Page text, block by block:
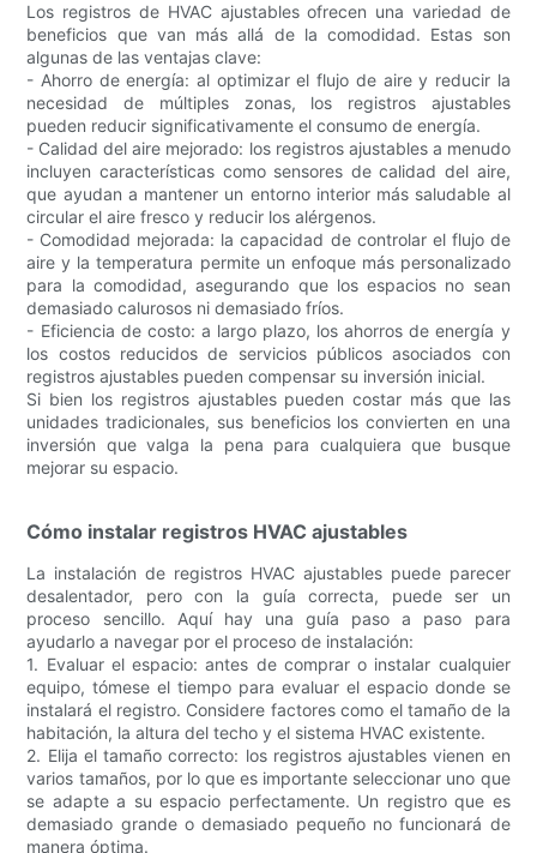
Los registros de HVAC ajustables ofrecen una variedad de
beneficios que van más allá de la comodidad. Estas son
algunas de las ventajas clave:
- Ahorro de energía: al optimizar el flujo de aire y reducir la
necesidad de múltiples zonas, los registros ajustables
pueden reducir significativamente el consumo de energía.
- Calidad del aire mejorado: los registros ajustables a menudo
incluyen características como sensores de calidad del aire,
que ayudan a mantener un entorno interior más saludable al
circular el aire fresco y reducir los alérgenos.
- Comodidad mejorada: la capacidad de controlar el flujo de
aire y la temperatura permite un enfoque más personalizado
para la comodidad, asegurando que los espacios no sean
demasiado calurosos ni demasiado fríos.
- Eficiencia de costo: a largo plazo, los ahorros de energía y
los costos reducidos de servicios públicos asociados con
registros ajustables pueden compensar su inversión inicial.
Si bien los registros ajustables pueden costar más que las
unidades tradicionales, sus beneficios los convierten en una
inversión que valga la pena para cualquiera que busque
mejorar su espacio.
Cómo instalar registros HVAC ajustables
La instalación de registros HVAC ajustables puede parecer
desalentador, pero con la guía correcta, puede ser un
proceso sencillo. Aquí hay una guía paso a paso para
ayudarlo a navegar por el proceso de instalación:
1. Evaluar el espacio: antes de comprar o instalar cualquier
equipo, tómese el tiempo para evaluar el espacio donde se
instalará el registro. Considere factores como el tamaño de la
habitación, la altura del techo y el sistema HVAC existente.
2. Elija el tamaño correcto: los registros ajustables vienen en
varios tamaños, por lo que es importante seleccionar uno que
se adapte a su espacio perfectamente. Un registro que es
demasiado grande o demasiado pequeño no funcionará de
manera óptima.